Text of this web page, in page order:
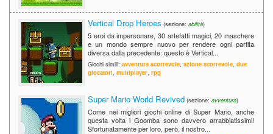
Vertical Drop Heroes (sezione: abilità)
5 eroi da impersonare, 30 artefatti magici, 20 maschere
e un mondo sempre nuovo per rendere ogni partita
diversa dalla precedente: questo è Vertical...
Giochi simili: avventura scorrevole, azione scorrevole, due
giocatori, multiplayer, rpg
Super Mario World Revived (sezione: avventura)
Come nei migliori giochi online di Super Mario, anche
questa volta i Goomba sono davvero arrabbiatissimi!
Sfortunatamente per loro, però, il nostro...